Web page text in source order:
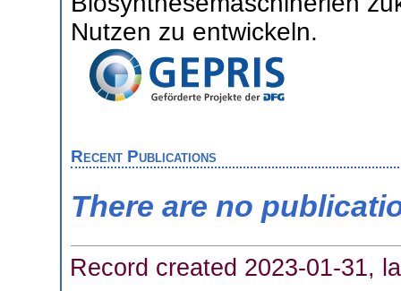
Nutzen zu entwickeln.
Recent Publications
There are no
Record created 2023-01-31,